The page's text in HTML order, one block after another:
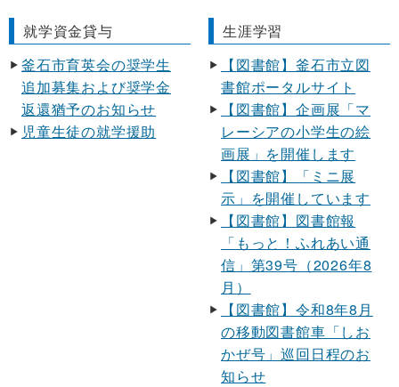
就学資金貸与
釜石市育英会の奨学生
追加募集および奨学金
返還猶予のお知らせ
児童生徒の就学援助
生涯学習
【図書館】釜石市立図
書館ポータルサイト
【図書館】企画展「マ
レーシアの小学生の絵
画展」を開催します
【図書館】「ミニ展
示」を開催しています
【図書館】図書館報
「もっと！ふれあい通
信」第39号（2026年8
月）
【図書館】令和8年8月
の移動図書館車「しお
かぜ号」巡回日程のお
知らせ